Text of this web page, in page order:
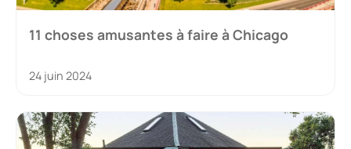
11 choses amusantes à faire à Chicago
24 juin 2024